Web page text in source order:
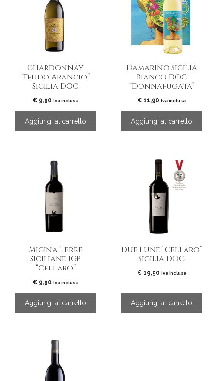
Chardonnay
“Feudo Arancio”
Sicilia DOC
€ 9,90 Iva inclusa
Aggiungi al carrello
Damarino Sicilia
Bianco DOC
“Donnafugata”
€ 11,90 Iva inclusa
Aggiungi al carrello
Micina Terre
Siciliane IGP
“Cellaro”
€ 9,90 Iva inclusa
Aggiungi al carrello
Due Lune “Cellaro”
Sicilia DOC
€19,90 Iva inclusa
Aggiungi al carrello